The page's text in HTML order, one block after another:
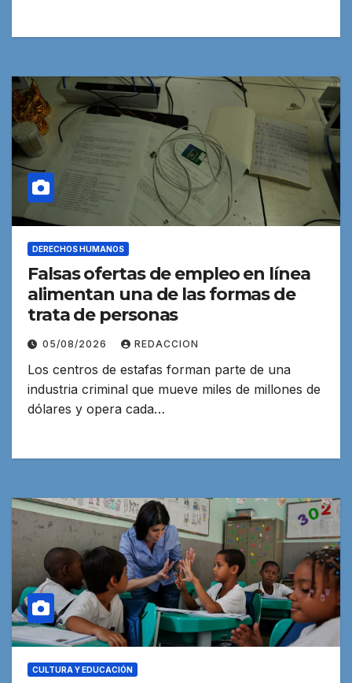
DERECHOS HUMANOS
Falsas ofertas de empleo en línea
alimentan una de las formas de
trata de personas
05/08/2026 REDACCION
Los centros de estafas forman parte de una
industria criminal que mueve miles de millones de
dólares y opera cada…
CULTURA Y EDUCACIÓN